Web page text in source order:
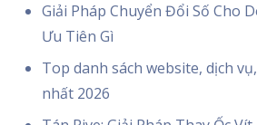
Giải Pháp Chuyển Đổi Số Cho
Ưu Tiên Gì
Top danh sách website, dịch
nhất 2026